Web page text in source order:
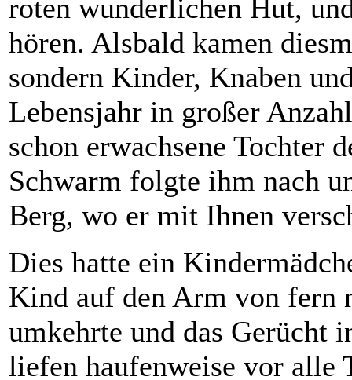
roten wunderlichen Hut,
hören. Alsbald kamen
sondern Kinder, Knaben
Lebensjahr in großer
schon erwachsene Tochter
Schwarm folgte ihm nach
Berg, wo er mit Ihnen
Dies hatte ein
Kind auf den Arm von fern
umkehrte und das Gerücht
liefen haufenweise vor alle